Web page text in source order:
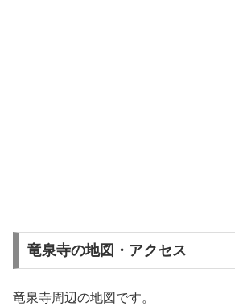
竜泉寺の地図・アクセス
竜泉寺周辺の地図です。